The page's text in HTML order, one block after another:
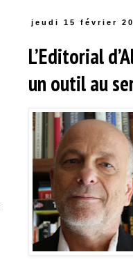
jeudi 15 février
L’Editorial
un outil au